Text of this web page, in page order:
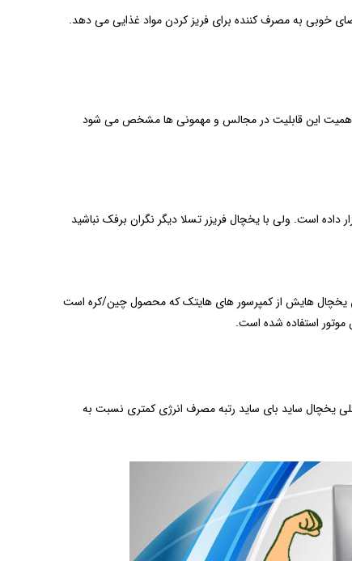
اول بگویید کم جا است. اما باید گفت با توجه به عمق 81 سانتی متری این محصول فضای خوبی به مصرف کننده برای فریز کردن مواد غذایی می دهد.
اهمیت این قابلیت در مجالس و مهمونی ها مشخص می شود
ازار داده است. ولی با یخچال فریزر تسلا دیگر نگران برفک نباشید
یخچال هایش از کمپرسور های هایتک که محصول چین/کره است
موتور استفاده شده است.
یخچال ساید بای ساید رتبه مصرف انرژی کمتری نسبت به